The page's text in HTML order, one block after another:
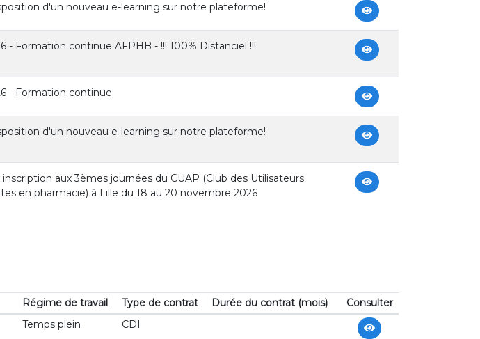
d'un nouveau e-learning sur notre plateforme!
- Formation continue AFPHB - !!! 100% Distanciel !!!
- Formation continue
d'un nouveau e-learning sur notre plateforme!
aux 3èmes journées du CUAP (Club des Utilisateurs
en pharmacie) à Lille du 18 au 20 novembre 2026
Régime de travail Type de contrat Durée du contrat (mois)
Consulter
Temps plein CDI